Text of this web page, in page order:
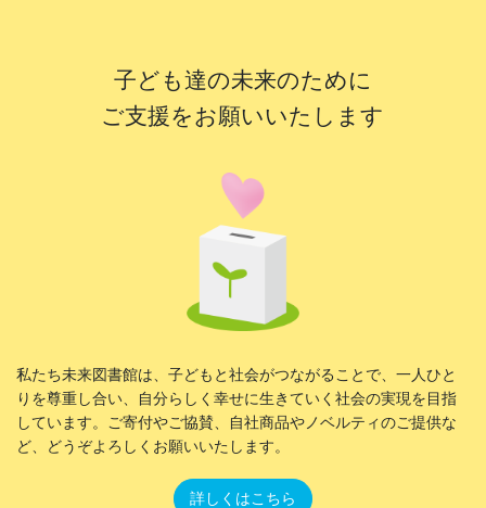
子ども達の未来のために
ご支援をお願いいたします
私たち未来図書館は、子どもと社会がつながることで、一人ひと
りを尊重し合い、自分らしく幸せに生きていく社会の実現を目指
しています。ご寄付やご協賛、自社商品やノベルティのご提供な
ど、どうぞよろしくお願いいたします。
詳しくはこちら